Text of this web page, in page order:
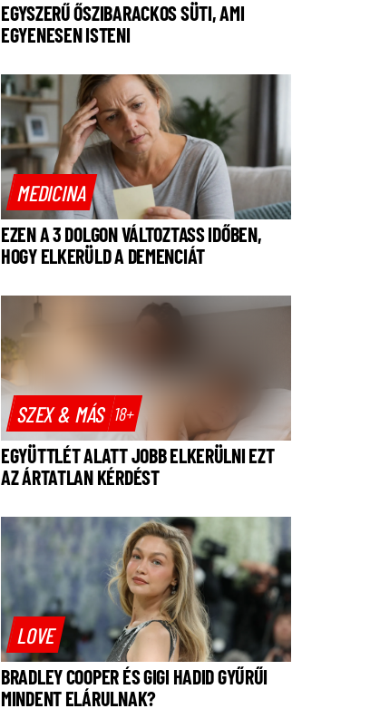
EGYSZERŰ ŐSZIBARACKOS SÜTI, AMI
EGYENESEN ISTENI
MEDICINA
EZEN A 3 DOLGON VÁLTOZTASS IDŐBEN,
HOGY ELKERÜLD A DEMENCIÁT
SZEX & MÁS 18+
EGYÜTTLÉT ALATT JOBB ELKERÜLNI EZT
AZ ÁRTATLAN KÉRDÉST
LOVE
BRADLEY COOPER ÉS GIGI HADID GYŰRŰI
MINDENT ELÁRULNAK?